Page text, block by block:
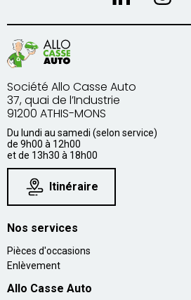
Société Allo Casse Auto
37, quai de l’Industrie
91200 ATHIS-MONS
Du lundi au samedi (selon service)
de 9h00 à 12h00
et de 13h30 à 18h00
Itinéraire
Nos services
Pièces d'occasions
Enlèvement
Allo Casse Auto